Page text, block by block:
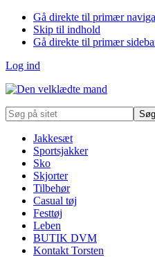
Gå direkte til primær
Skip til indhold
Gå direkte til primær
Log ind
Søg
på
Jakkesæt
Sportsjakker
Sko
Skjorter
Tilbehør
Casual tøj
Festtøj
Leben
BUTIK DVM
Kontakt Torsten